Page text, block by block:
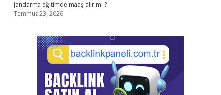
Jandarma eğitimde maaş alır mı ?
Temmuz 23, 2026